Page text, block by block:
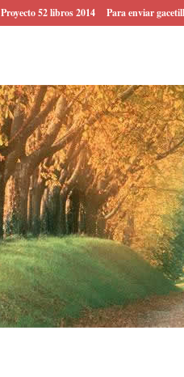
Proyecto 52 libros 2014 Para enviar